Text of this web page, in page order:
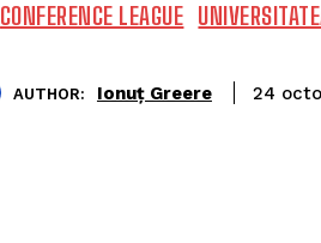
CONFERENCE LEAGUE
AUTHOR: Ionuț Greere 24